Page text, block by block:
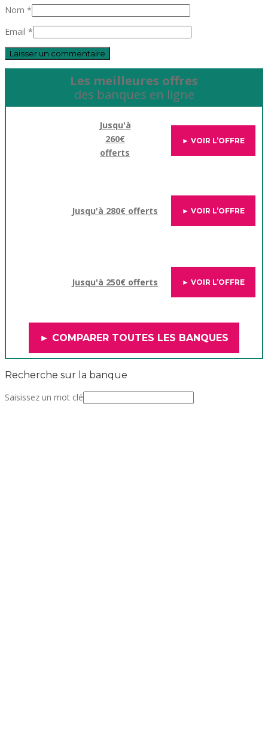
Nom *
Email *
Les meilleures offres
des banques en ligne
Jusqu'à
260€
offerts
► VOIR L’OFFRE
Jusqu'à 280€ offerts ► VOIR L’OFFRE
Jusqu'à 250€ offerts ► VOIR L’OFFRE
► COMPARER TOUTES LES BANQUES
Recherche sur la banque
Saisissez un mot clé